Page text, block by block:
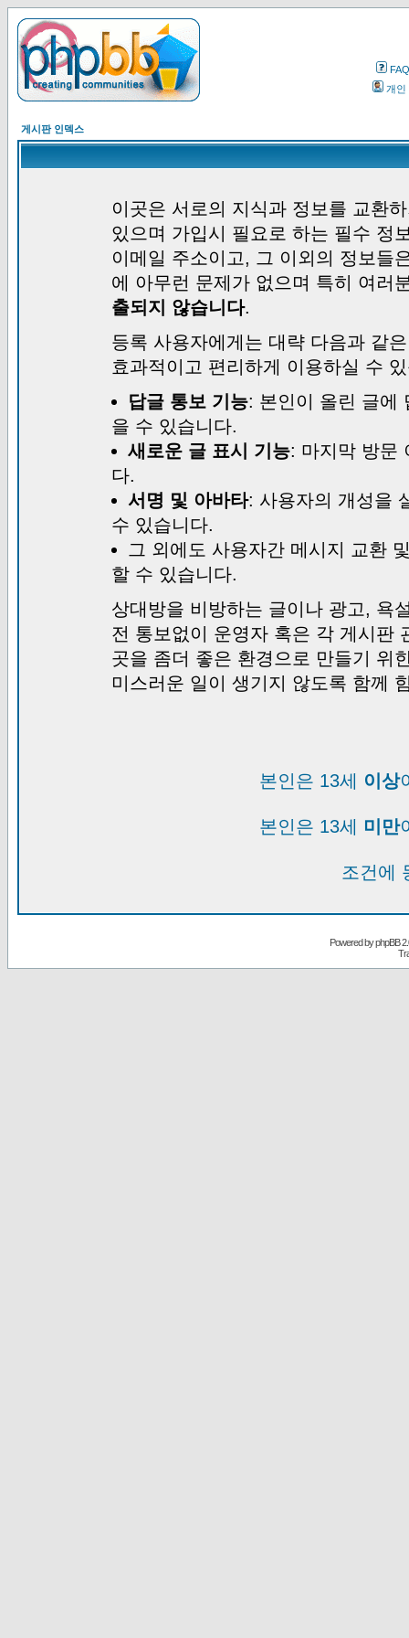
FAQ
개인
게시판 인덱스
이곳은 서로의 지식과 정보를 교환
있으며 가입시 필요로 하는 필수 정
이메일 주소이고, 그 이외의 정보들
에 아무런 문제가 없으며 특히 여러
출되지 않습니다.
등록 사용자에게는 대략 다음과 같
효과적이고 편리하게 이용하실 수
답글 통보 기능: 본인이 올린 글에
을 수 있습니다.
새로운 글 표시 기능: 마지막 방문
다.
서명 및 아바타: 사용자의 개성을
수 있습니다.
그 외에도 사용자간 메시지 교환
할 수 있습니다.
상대방을 비방하는 글이나 광고, 욕
전 통보없이 운영자 혹은 각 게시판
곳을 좀더 좋은 환경으로 만들기 위
미스러운 일이 생기지 않도록 함께
본인은 13세 이상
본인은 13세 미만
조건에
Powered byphpBB